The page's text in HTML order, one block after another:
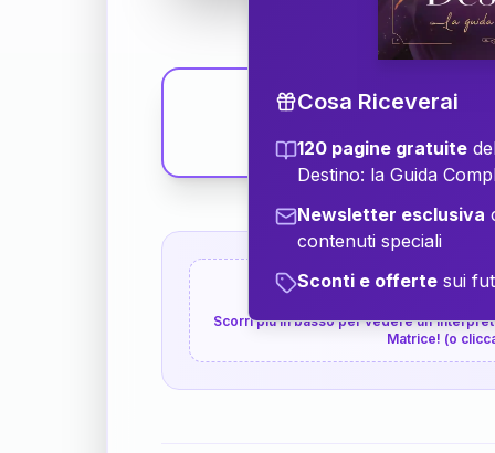
👇 P.S. Interpretazione
Scorri più in basso per vedere
Matrice! (o
Cosa Riceverai
120 pagine gratuite
Destino: la Guida
Newsletter esclusiva
contenuti speciali
Sconti e offerte sui